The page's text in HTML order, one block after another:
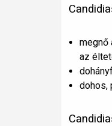
megnő
az
dohos,